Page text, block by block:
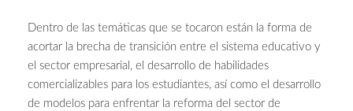
Dentro de las temáticas que se tocaron están la forma de
acortar la brecha de transición entre el sistema educativo y
el sector empresarial, el desarrollo de habilidades
comercializables para los estudiantes, así como el desarrollo
de modelos para enfrentar la reforma del sector de